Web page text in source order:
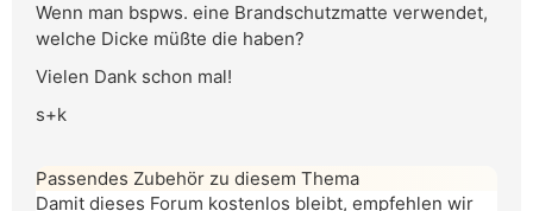
Wenn man bspws. eine Brandschutzmatte verwendet,
welche Dicke müßte die haben?
Vielen Dank schon mal!
s+k
Passendes Zubehör zu diesem Thema
Damit dieses Forum kostenlos bleibt, empfehlen wir